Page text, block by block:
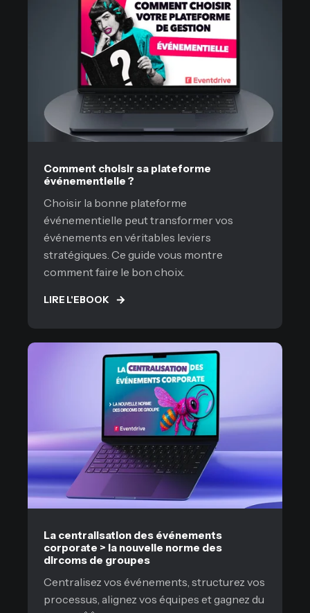
Comment choisir sa plateforme
événementielle ?
Choisir la bonne plateforme
événementielle peut transformer vos
événements en véritables leviers
stratégiques. Ce guide vous montre
comment faire le bon choix.
LIRE L'EBOOK
La centralisation des événements
corporate > la nouvelle norme des
dircoms de groupes
Centralisez vos événements, structurez vos
processus, alignez vos équipes et gagnez du